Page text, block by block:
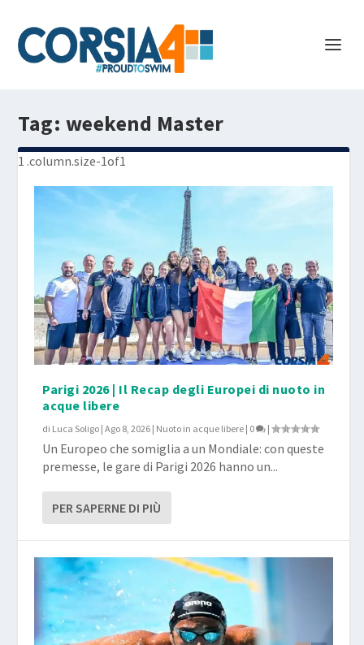
Tag: weekend Master
Parigi 2026 | Il Recap degli Europei di nuoto in
acque libere
di Luca Soligo |Ago 8, 2026 | Nuoto in acque libere | 0 |
Un Europeo che somiglia a un Mondiale: con queste
premesse, le gare di Parigi 2026 hanno un...
PER SAPERNE DI PIÙ